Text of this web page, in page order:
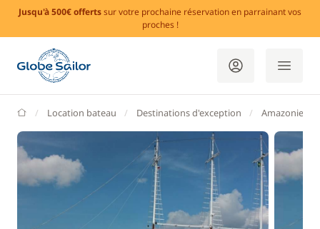
Jusqu'à 500€ offertssur votre prochaine réservation en parrainant vos
proches !
GlobeSailor
Location bateau Destinations d'exception Amazonie